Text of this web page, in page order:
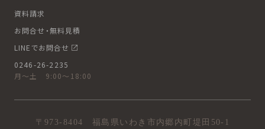
資料請求
お問合せ・無料見積
LINEでお問合せ
0246-26-2235
月〜土 9:00〜18:00
〒973-8404 福島県いわき市内郷内町堤田50-1